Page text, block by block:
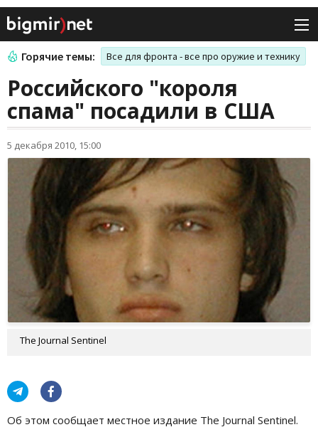
Горячие темы: Все для фронта - все про оружие и технику
Российского "короля
спама" посадили в США
5 декабря 2010, 15:00
The Journal Sentinel
Об этом сообщает местное издание The Journal Sentinel.